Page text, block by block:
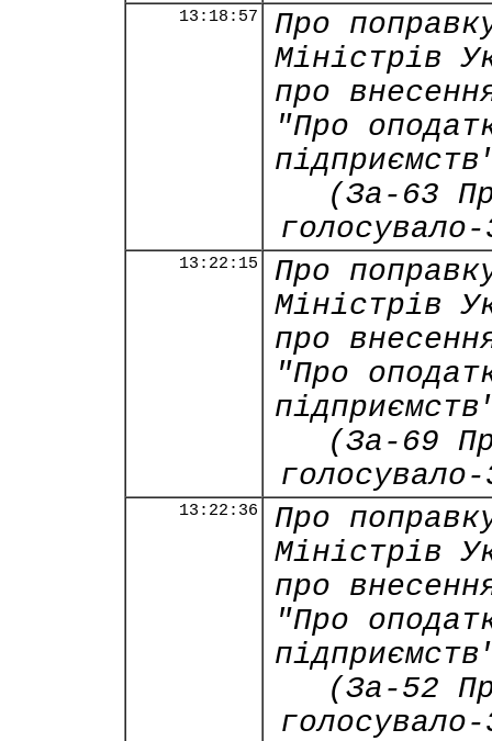
13:18:57
Про
Міністрів
про
"Про
(За-63
13:22:15
Про
Міністрів
про
"Про
(За-69
13:22:36
Про
Міністрів
про
"Про
(За-52